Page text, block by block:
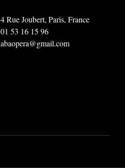
4 Rue Joubert, Paris, France
01 53 16 15 96
abaopera@gmail.com